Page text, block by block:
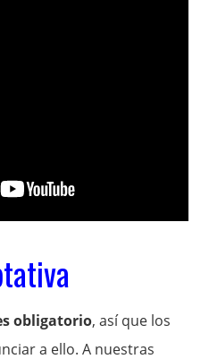
obligatorio, así que los
a ello. A nuestras